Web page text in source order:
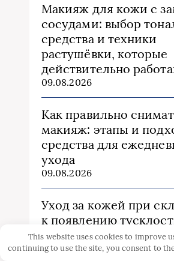
Макияж для кожи с
сосудами: выбор
средства и техники
растушёвки, которые
действительно
09.08.2026
Как правильно
макияж: этапы и
средства для
ухода
09.08.2026
Уход за кожей при
к появлению
хронического
прагматичное
This website uses cookies to improve
continuing to use the site, you consent to